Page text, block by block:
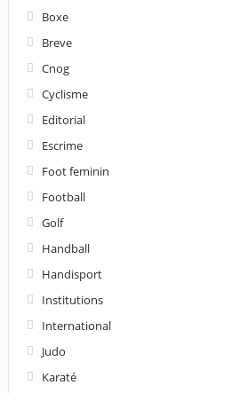
Boxe
Breve
Cnog
Cyclisme
Editorial
Escrime
Foot feminin
Football
Golf
Handball
Handisport
Institutions
International
Judo
Karaté